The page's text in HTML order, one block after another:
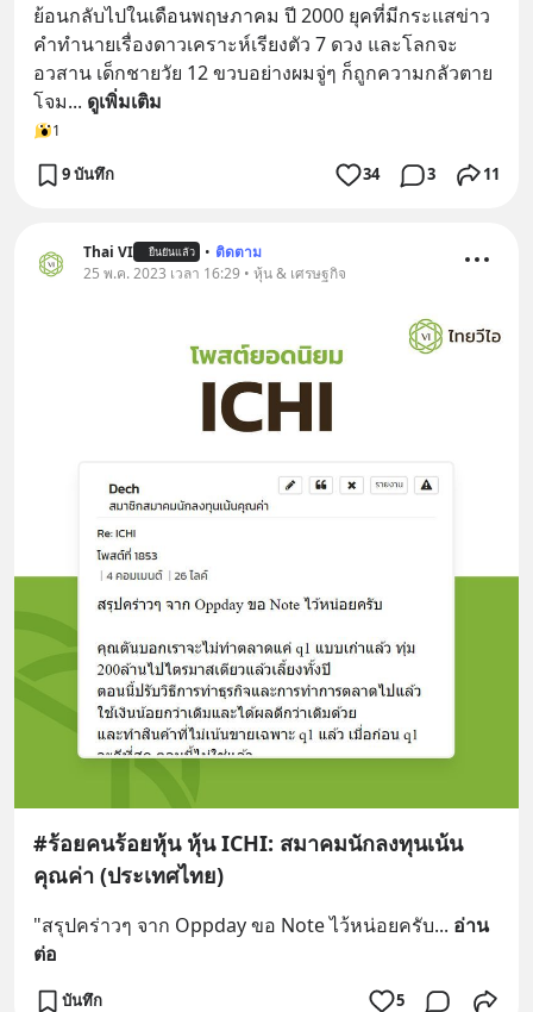
ย้อนกลับไปในเดือนพฤษภาคม ปี 2000 ยุคที่มีกระแสข่าว
คำทำนายเรื่องดาวเคราะห์เรียงตัว 7 ดวง และโลกจะ
อวสาน เด็กชายวัย 12 ขวบอย่างผมจู่ๆ ก็ถูกความกลัวตาย
โจม... ดูเพิ่มเติม
1
9 บันทึก 34 3 11
Thai VI ยืนยันแล้ว • ติดตาม
25 พ.ค. 2023 เวลา 16:29 • หุ้น & เศรษฐกิจ
#ร้อยคนร้อยหุ้น หุ้น ICHI: สมาคมนักลงทุนเน้น
คุณค่า (ประเทศไทย)
"สรุปคร่าวๆ จาก Oppday ขอ Note ไว้หน่อยครับ... อ่าน
ต่อ
บันทึก 5